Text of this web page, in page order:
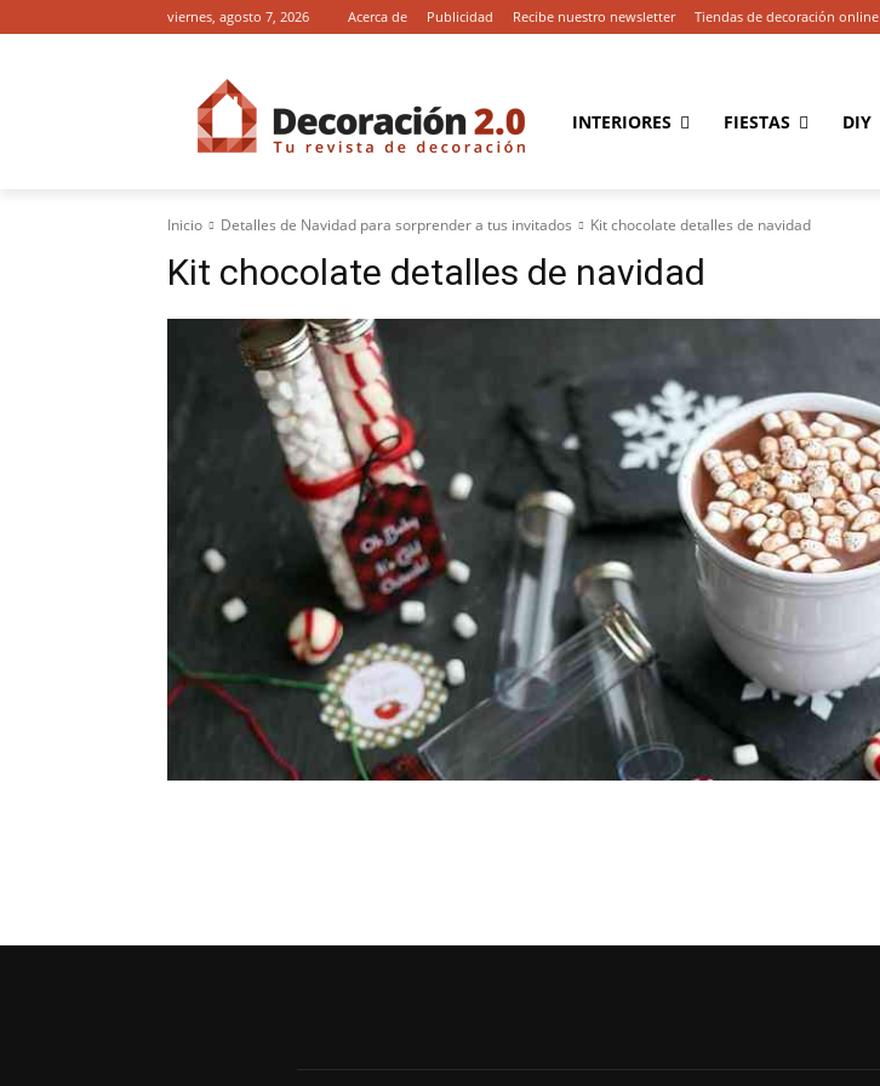
viernes, agosto 7, 2026 Acerca de Publicidad Recibe nuestro newsletter Tiendas de decoración online
INTERIORES FIESTAS DIY
Inicio Detalles de Navidad para sorprender a tus invitados Kit chocolate detalles de navidad
Kit chocolate detalles de navidad